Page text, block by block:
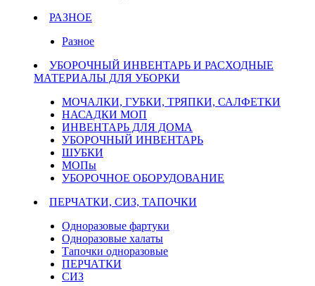
РАЗНОЕ
Разное
УБОРОЧНЫЙ ИНВЕНТАРЬ И РАСХОДНЫЕ
МАТЕРИАЛЫ ДЛЯ УБОРКИ
МОЧАЛКИ, ГУБКИ, ТРЯПКИ, САЛФЕТКИ
НАСАДКИ МОП
ИНВЕНТАРЬ ДЛЯ ДОМА
УБОРОЧНЫЙ ИНВЕНТАРЬ
ШУБКИ
МОПы
УБОРОЧНОЕ ОБОРУДОВАНИЕ
ПЕРЧАТКИ, СИЗ, ТАПОЧКИ
Одноразовые фартуки
Одноразовые халаты
Тапочки одноразовые
ПЕРЧАТКИ
СИЗ